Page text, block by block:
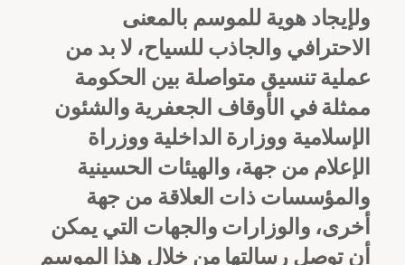
ولإيجاد هوية للموسم بالمعنى
الاحترافي والجاذب للسياح، لا بد من
عملية تنسيق متواصلة بين الحكومة
ممثلة في الأوقاف الجعفرية والشئون
الإسلامية ووزارة الداخلية ووزراة
الإعلام من جهة، والهيئات الحسينية
والمؤسسات ذات العلاقة من جهة
أخرى، والوزارات والجهات التي يمكن
أن توصل رسالتها من خلال هذا الموسم